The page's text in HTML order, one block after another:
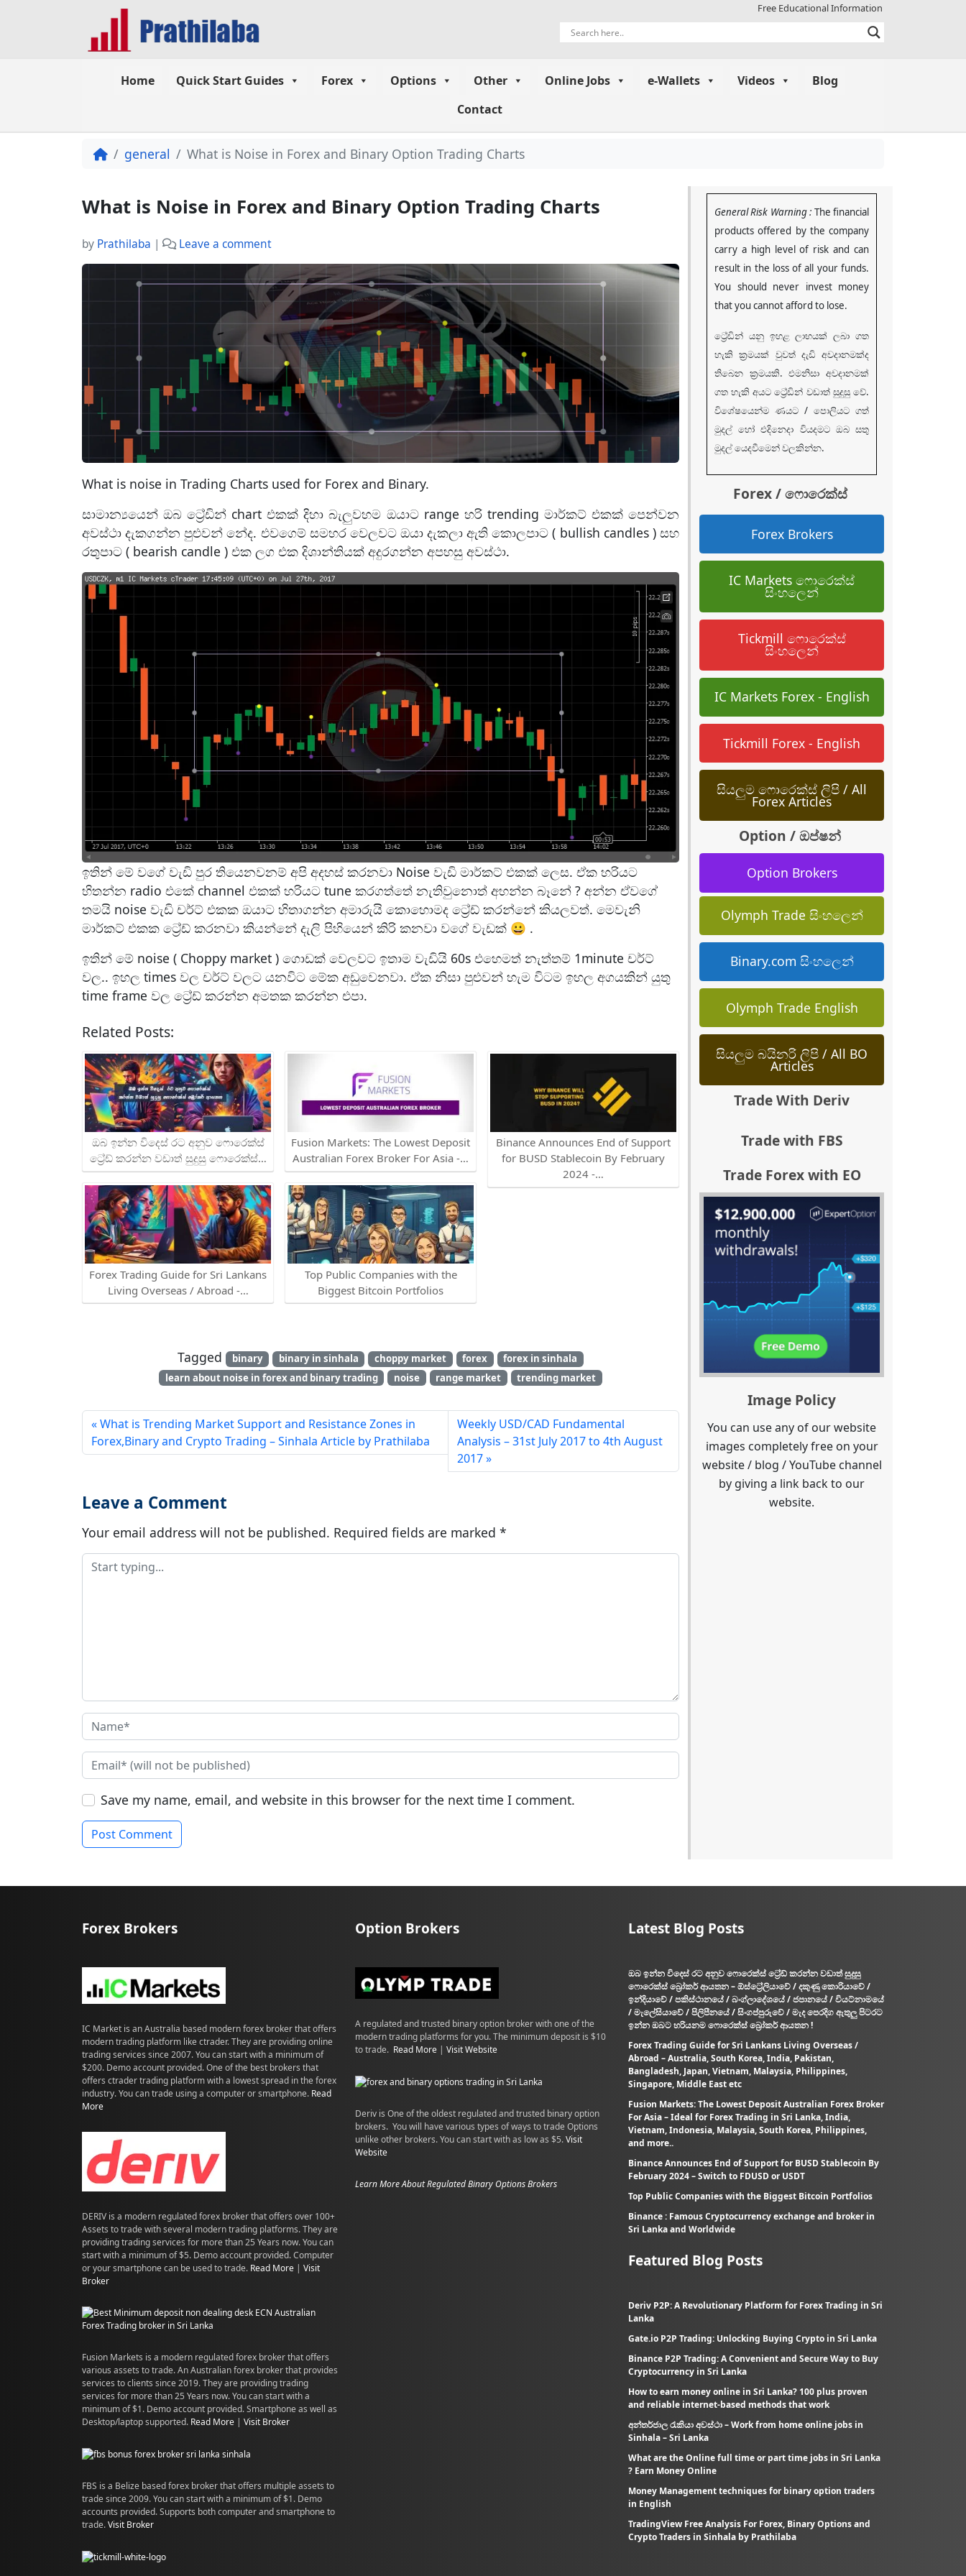
Free Educational Information
Home Quick Start Guides Forex Options Other Online Jobs e-Wallets Videos
Blog
Contact
general What is Noise in Forex and Binary Option Trading Charts
What is Noise in Forex and Binary Option Trading Charts
by Prathilaba | Leave a comment
What is noise in Trading Charts used for Forex and Binary.
සාමාන්‍යයෙන් ඔබ ට්‍රේඩින් chart එකක් දිහා බැලුවහම ඔයාට range හරි trending මාර්කට් එකක් පෙන්වන
අවස්ථා දැකගන්න පුළුවන් නේද. එවගෙම් සමහර වෙලවට ඔයා දැකලා ඇති කොලපාට ( bullish candles ) සහ
රතුපාට ( bearish candle ) එක ලග එක දිශාන්තියක් අදුරගන්න අපහසු අවස්ථා.
ඉතින් මේ වගේ වැඩි පුර තියෙනවනම් අපි අදහස් කරනවා Noise වැඩි මාර්කට් එකක් ලෙස. ඒක හරියට
හිතන්න radio එකේ channel එකක් හරියට tune කරගත්තේ නැතිවුනොත් අහන්න බෑනේ ? අන්න ඒවගේ
තමයි noise වැඩි චර්ට් එකක ඔයාට හිතාගන්න අමාරුයි කොහොමද ට්‍රේඩ් කරන්නේ කියලවත්. මෙවැනි
මාර්කට් එකක ට්‍රේඩ් කරනවා කියන්නේ දැලි පිහියෙන් කිරි කනවා වගේ වැඩක් 😀 .
ඉතින් මේ noise ( Choppy market ) ගොඩක් වෙලවට ඉතාම වැඩියි 60s එහෙමත් නැත්තම් 1minute චර්ට්
වල.. ඉහල times වල චර්ට් වලට යනවිට මේක අඩුවෙනවා. ඒක නිසා පුළුවන් හැම විටම ඉහල අගයකින් යුතු
time frame වල ට්‍රේඩ් කරන්න අමතක කරන්න එපා.
Related Posts:
ඔබ ඉන්න විදෙස් රට අනුව ෆොරෙක්ස්
ට්‍රේඩ් කරන්න වඩාත් සුදුසු ෆොරෙක්ස්…
Forex Trading Guide for Sri Lankans
Living Overseas / Abroad -…
Fusion Markets: The Lowest Deposit
Australian Forex Broker For Asia -…
Top Public Companies with the
Biggest Bitcoin Portfolios
Binance Announces End of Support
for BUSD Stablecoin By February
2024 -…
Tagged binary binary in sinhala choppy market forex
forex in sinhala
learn about noise in forex and binary trading
noise range market trending market
What is Trending Market Support and Resistance Zones in
Forex,Binary and Crypto Trading – Sinhala Article by Prathilaba
Weekly USD/CAD Fundamental
Analysis – 31st July 2017 to 4th August
2017
Leave a Comment
Your email address will not be published. Required fields are marked *
Save my name, email, and website in this browser for the next time I comment.
General Risk Warning : The financial
products offered by the company
carry a high level of risk and can
result in the loss of all your funds.
You should never invest money
that you cannot afford to lose.
ට්‍රේඩින් යනු ඉහළ ලාභයක් ලබා ගත
හැකි ක්‍රමයක් වුවත් දැඩි අවදානමක්ද
තිබෙන ක්‍රමයකි. එමනිසා අවදානමක්
ගත හැකි අයට ට්‍රේඩින් වඩාත් සුදුසු වේ.
විශේෂයෙන්ම ණයට / පොලියට ගත්
මුදල් හෝ එදිනෙදා වියදමට ඔබ සතු
මුදල් යෙදවීමෙන් වලකින්න.
Forex / ෆොරෙක්ස්
Forex Brokers
IC Markets ෆොරෙක්ස්
සිංහලෙන්
Tickmill ෆොරෙක්ස්
සිංහලෙන්
IC Markets Forex - English
Tickmill Forex - English
සියලුම ෆොරෙක්ස් ලිපි / All
Forex Articles
Option / ඔප්ෂන්
Option Brokers
Olymph Trade සිංහලෙන්
Binary.com සිංහලෙන්
Olymph Trade English
සියලුම බයිනරි ලිපි / All BO
Articles
Trade With Deriv
Trade with FBS
Trade Forex with EO
Image Policy
You can use any of our website
images completely free on your
website / blog / YouTube channel
by giving a link back to our
website.
Forex Brokers
IC Market is an Australia based modern forex broker that offers
modern trading platform like ctrader. They are providing online
trading services since 2007. You can start with a minimum of
$200. Demo account provided. One of the best brokers that
offers ctrader trading platform with a lowest spread in the forex
industry. You can trade using a computer or smartphone. Read
More
DERIV is a modern regulated forex broker that offers over 100+
Assets to trade with several modern trading platforms. They are
providing trading services for more than 25 Years now. You can
start with a minimum of $5. Demo account provided. Computer
or your smartphone can be used to trade. Read More | Visit
Broker
Fusion Markets is a modern regulated forex broker that offers
various assets to trade. An Australian forex broker that provides
services to clients since 2019. They are providing trading
services for more than 25 Years now. You can start with a
minimum of $1. Demo account provided. Smartphone as well as
Desktop/laptop supported. Read More | Visit Broker
FBS is a Belize based forex broker that offers multiple assets to
trade since 2009. You can start with a minimum of $1. Demo
accounts provided. Supports both computer and smartphone to
trade.Visit Broker
Option Brokers
A regulated and trusted binary option broker with one of the
modern trading platforms for you. The minimum deposit is $10
to trade. Read More | Visit Website
Deriv is One of the oldest regulated and trusted binary option
brokers. You will have various types of ways to trade Options
unlike other brokers. You can start with as low as $5.Visit
Website
Learn More About Regulated Binary Options Brokers
Latest Blog Posts
ඔබ ඉන්න විදෙස් රට අනුව ෆොරෙක්ස් ට්‍රේඩ් කරන්න වඩාත් සුදුසු
ෆොරෙක්ස් බ්‍රෝකර් ආයතන – ඕස්ට්‍රේලියාවේ / දකුණු කොරියාවේ /
ඉන්දියාවේ / පකිස්ථානයේ / බංග්ලාදේශයේ / ජපානයේ / වියට්නාමයේ
/ මැලේසියාවේ / පිලිපීනයේ / සිංගප්පුරුවේ / මැද පෙරදිග ඇතුලු පිටරට
ඉන්න ඔබට හරියනම ෆොරෙක්ස් බ්‍රෝකර් ආයතන !
Forex Trading Guide for Sri Lankans Living Overseas /
Abroad – Australia, South Korea, India, Pakistan,
Bangladesh, Japan, Vietnam, Malaysia, Philippines,
Singapore, Middle East etc
Fusion Markets: The Lowest Deposit Australian Forex Broker
For Asia – Ideal for Forex Trading in Sri Lanka, India,
Vietnam, Indonesia, Malaysia, South Korea, Philippines,
and more..
Binance Announces End of Support for BUSD Stablecoin By
February 2024 – Switch to FDUSD or USDT
Top Public Companies with the Biggest Bitcoin Portfolios
Binance : Famous Cryptocurrency exchange and broker in
Sri Lanka and Worldwide
Featured Blog Posts
Deriv P2P: A Revolutionary Platform for Forex Trading in Sri
Lanka
Gate.io P2P Trading: Unlocking Buying Crypto in Sri Lanka
Binance P2P Trading: A Convenient and Secure Way to Buy
Cryptocurrency in Sri Lanka
How to earn money online in Sri Lanka? 100 plus proven
and reliable internet-based methods that work
අන්තර්ජාල රැකියා අවස්ථා – Work from home online jobs in
Sinhala – Sri Lanka
What are the Online full time or part time jobs in Sri Lanka
? Earn Money Online
Money Management techniques for binary option traders
in English
TradingView Free Analysis For Forex, Binary Options and
Crypto Traders in Sinhala by Prathilaba